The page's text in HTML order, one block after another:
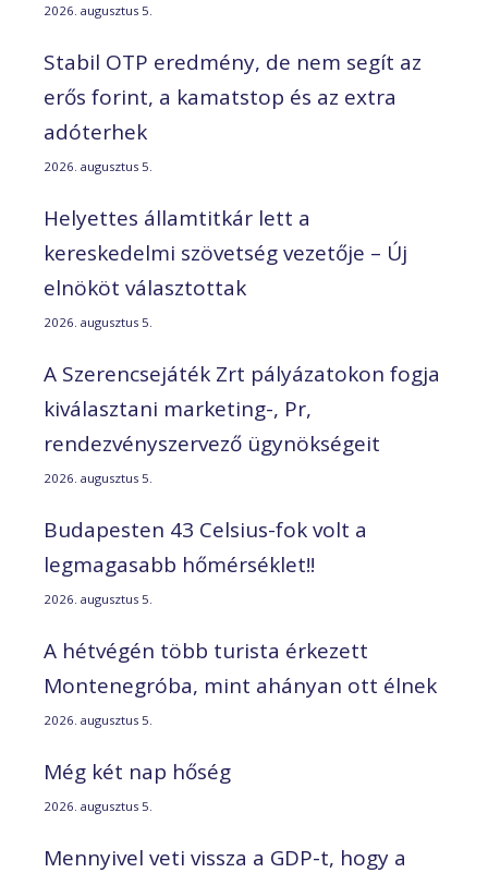
2026. augusztus 5.
Stabil OTP eredmény, de nem segít az
erős forint, a kamatstop és az extra
adóterhek
2026. augusztus 5.
Helyettes államtitkár lett a
kereskedelmi szövetség vezetője – Új
elnököt választottak
2026. augusztus 5.
A Szerencsejáték Zrt pályázatokon fogja
kiválasztani marketing-, Pr,
rendezvényszervező ügynökségeit
2026. augusztus 5.
Budapesten 43 Celsius-fok volt a
legmagasabb hőmérséklet!!
2026. augusztus 5.
A hétvégén több turista érkezett
Montenegróba, mint ahányan ott élnek
2026. augusztus 5.
Még két nap hőség
2026. augusztus 5.
Mennyivel veti vissza a GDP-t, hogy a